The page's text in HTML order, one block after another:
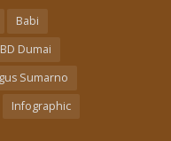
Babi
Dumai
Sumarno
Infographic